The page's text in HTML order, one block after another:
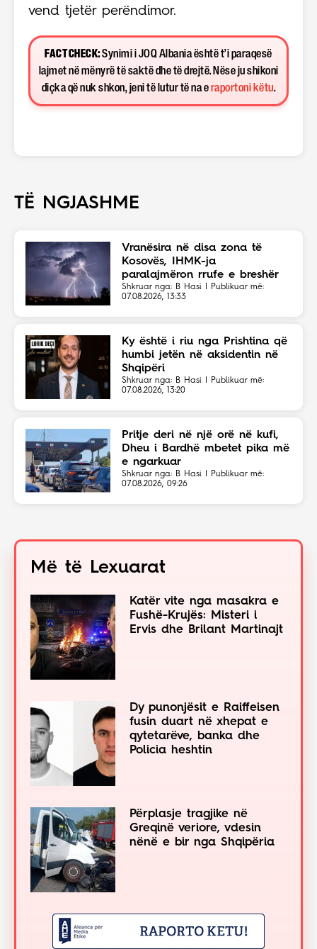
vend tjetër perëndimor.
FACT CHECK:Synimi i JOQ Albania është t’i paraqesë
lajmet në mënyrë të saktë dhe të drejtë. Nëse ju shikoni
diçka që nuk shkon, jeni të lutur të na e raportoni këtu.
TË NGJASHME
Vranësira në disa zona të
Kosovës, IHMK-ja
paralajmëron rrufe e breshër
Shkruar nga: B Hasi | Publikuar më:
07.08.2026, 13:33
Ky është i riu nga Prishtina që
humbi jetën në aksidentin në
Shqipëri
Shkruar nga: B Hasi | Publikuar më:
07.08.2026, 13:20
Pritje deri në një orë në kufi,
Dheu i Bardhë mbetet pika më
e ngarkuar
Shkruar nga: B Hasi | Publikuar më:
07.08.2026, 09:26
Më të Lexuarat
Katër vite nga masakra e
Fushë-Krujës: Misteri i
Ervis dhe Brilant Martinajt
Dy punonjësit e Raiffeisen
fusin duart në xhepat e
qytetarëve, banka dhe
Policia heshtin
Përplasje tragjike në
Greqinë veriore, vdesin
nënë e bir nga Shqipëria